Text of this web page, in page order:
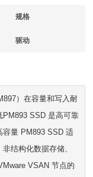
规格
驱动
）在容量和写入耐
PM893 SSD 是高可靠
容量 PM893 SSD 适
结构化数据存储、
VSAN 节点的